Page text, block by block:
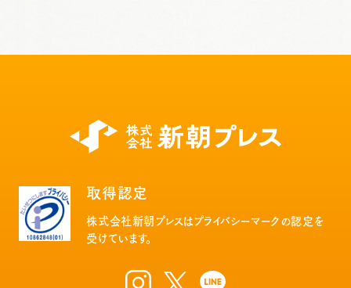
取得認定
株式会社新朝プレスはプライバシーマークの認定を
受けています。